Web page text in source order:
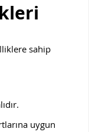
sahip
uygun